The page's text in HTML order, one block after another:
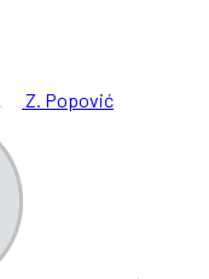
Z. Popović